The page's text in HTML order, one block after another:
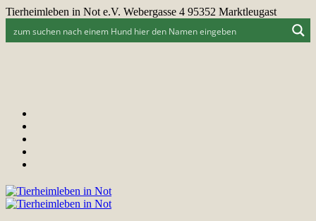
Tierheimleben in Not e.V. Webergasse 4 95352 Marktleugast